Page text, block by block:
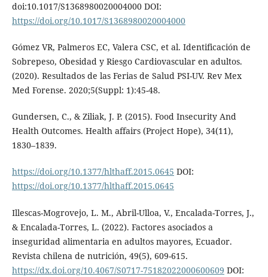
doi:10.1017/S1368980020004000 DOI:
https://doi.org/10.1017/S1368980020004000
Gómez VR, Palmeros EC, Valera CSC, et al. Identificación de
Sobrepeso, Obesidad y Riesgo Cardiovascular en adultos.
(2020). Resultados de las Ferias de Salud PSI-UV. Rev Mex
Med Forense. 2020;5(Suppl: 1):45-48.
Gundersen, C., & Ziliak, J. P. (2015). Food Insecurity And
Health Outcomes. Health affairs (Project Hope), 34(11),
1830–1839.
https://doi.org/10.1377/hlthaff.2015.0645 DOI:
https://doi.org/10.1377/hlthaff.2015.0645
Illescas-Mogrovejo, L. M., Abril-Ulloa, V., Encalada-Torres, J.,
& Encalada-Torres, L. (2022). Factores asociados a
inseguridad alimentaria en adultos mayores, Ecuador.
Revista chilena de nutrición, 49(5), 609-615.
https://dx.doi.org/10.4067/S0717-75182022000600609 DOI: